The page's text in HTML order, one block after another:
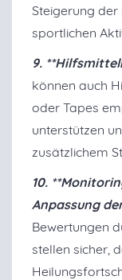
Steigerung
sportlichen
9.
können auch
oder Tapes
unterstützen
zusätzlichem
10.
Anpassung
Bewertungen
stellen sicher,